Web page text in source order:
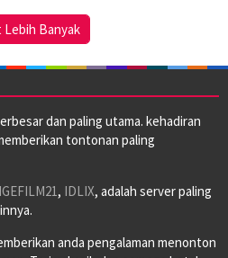
Lebih Banyak
dan paling utama. kehadiran
tontonan paling
, IDLIX, adalah server paling
anda pengalaman menonton